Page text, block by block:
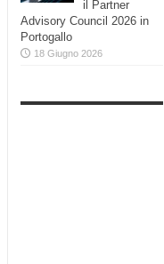
il Partner
Advisory Council 2026 in
Portogallo
18 Giugno 2026